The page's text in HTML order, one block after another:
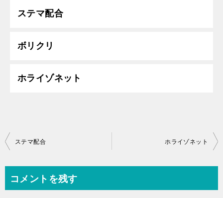
ステマ配合
ボリクリ
ホライゾネット
投
ビ
ステマ配合 ホライゾネット
コメントを残す